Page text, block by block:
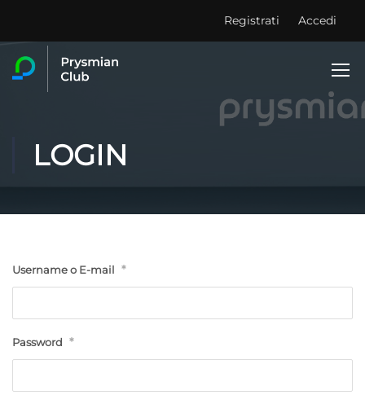
Registrati Accedi
LOGIN
Username o E-mail *
Password *